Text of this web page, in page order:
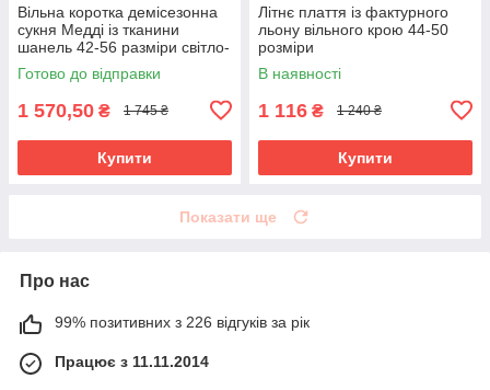
Вільна коротка демісезонна
сукня Медді із тканини
шанель 42-56 разміри світло-
сіра
Готово до відправки
1 570,50 ₴ 1 745 ₴
Купити
Літнє плаття із фактурного
льону вільного крою 44-50
розміри
В наявності
1 116 ₴ 1 240 ₴
Купити
Показати ще
Про нас
99% позитивних з 226 відгуків за рік
Працює з 11.11.2014